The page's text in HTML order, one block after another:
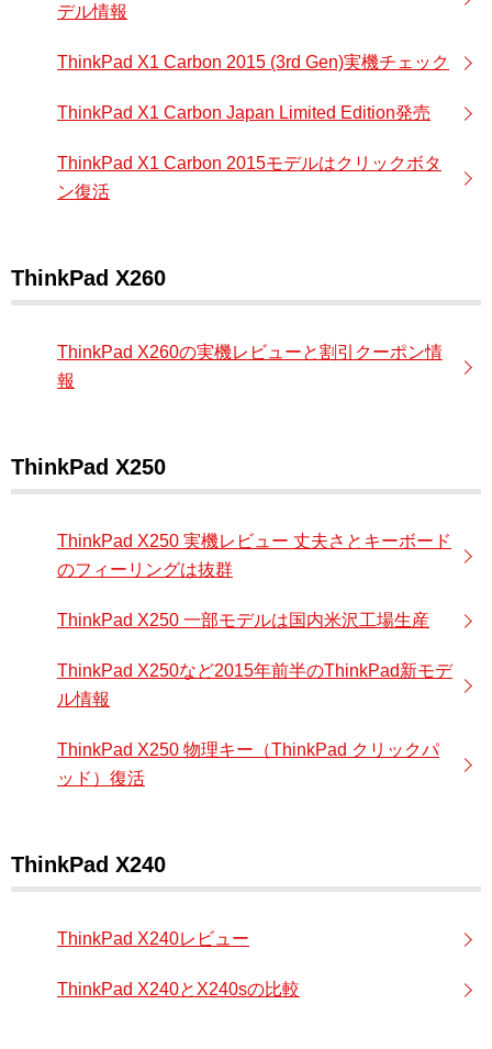
デル情報
ThinkPad X1 Carbon 2015 (3rd Gen)実機チェック
ThinkPad X1 Carbon Japan Limited Edition発売
ThinkPad X1 Carbon 2015モデルはクリックボタ
ン復活
ThinkPad X260
ThinkPad X260の実機レビューと割引クーポン情
報
ThinkPad X250
ThinkPad X250 実機レビュー 丈夫さとキーボード
のフィーリングは抜群
ThinkPad X250 一部モデルは国内米沢工場生産
ThinkPad X250など2015年前半のThinkPad新モデ
ル情報
ThinkPad X250 物理キー（ThinkPad クリックパ
ッド）復活
ThinkPad X240
ThinkPad X240レビュー
ThinkPad X240とX240sの比較